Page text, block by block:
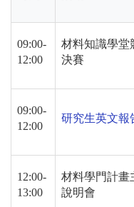
09:00-
12:00
材料知識學堂
決賽
09:00-
12:00
研究生英文報
12:00-
13:00
材料學門計畫
說明會